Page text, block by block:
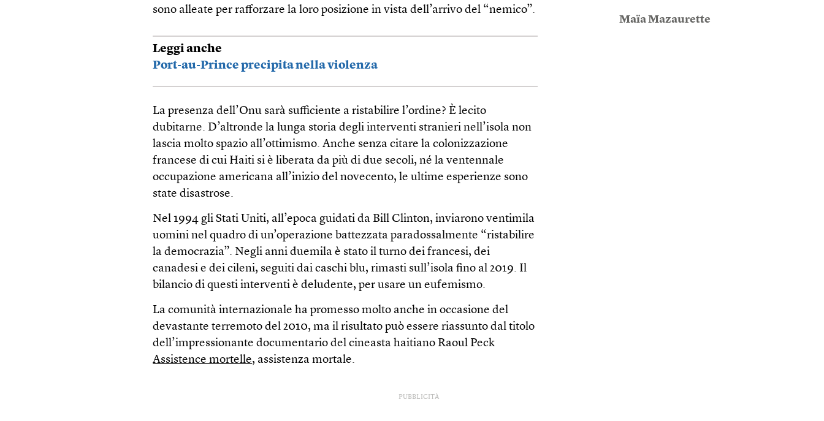
sono alleate per rafforzare la loro posizione in vista dell’arrivo del “nemico”.
Leggi anche
Port-au-Prince precipita nella violenza
La presenza dell’Onu sarà sufficiente a ristabilire l’ordine? È lecito
dubitarne. D’altronde la lunga storia degli interventi stranieri nell’isola non
lascia molto spazio all’ottimismo. Anche senza citare la colonizzazione
francese di cui Haiti si è liberata da più di due secoli, né la ventennale
occupazione americana all’inizio del novecento, le ultime esperienze sono
state disastrose.
Nel 1994 gli Stati Uniti, all’epoca guidati da Bill Clinton, inviarono ventimila
uomini nel quadro di un’operazione battezzata paradossalmente “ristabilire
la democrazia”. Negli anni duemila è stato il turno dei francesi, dei
canadesi e dei cileni, seguiti dai caschi blu, rimasti sull’isola fino al 2019. Il
bilancio di questi interventi è deludente, per usare un eufemismo.
La comunità internazionale ha promesso molto anche in occasione del
devastante terremoto del 2010, ma il risultato può essere riassunto dal titolo
dell’impressionante documentario del cineasta haitiano Raoul Peck
Assistence mortelle, assistenza mortale.
PUBBLICITÀ
Maïa Mazaurette